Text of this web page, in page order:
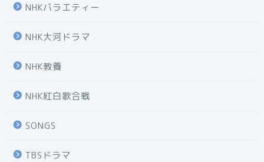
NHKバラエティー
NHK大河ドラマ
NHK教養
NHK紅白歌合戦
SONGS
TBSドラマ